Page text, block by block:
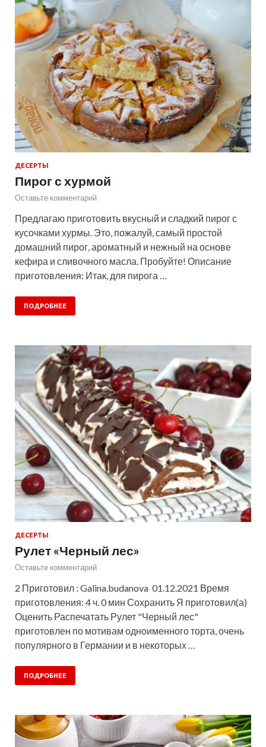
ДЕСЕРТЫ
Пирог с хурмой
Оставьте комментарий
Предлагаю приготовить вкусный и сладкий пирог с
кусочками хурмы. Это, пожалуй, самый простой
домашний пирог, ароматный и нежный на основе
кефира и сливочного масла. Пробуйте! Описание
приготовления: Итак, для пирога …
ПОДРОБНЕЕ
ДЕСЕРТЫ
Рулет «Черный лес»
Оставьте комментарий
2 Приготовил : Galina.budanova 01.12.2021 Время
приготовления: 4 ч. 0 мин Сохранить Я приготовил(а)
Оценить Распечатать Рулет "Черный лес"
приготовлен по мотивам одноименного торта, очень
популярного в Германии и в некоторых …
ПОДРОБНЕЕ